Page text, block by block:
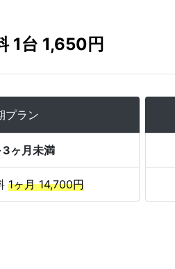
1台 1,650円
プラン
3ヶ月未満
1ヶ月 14,700円